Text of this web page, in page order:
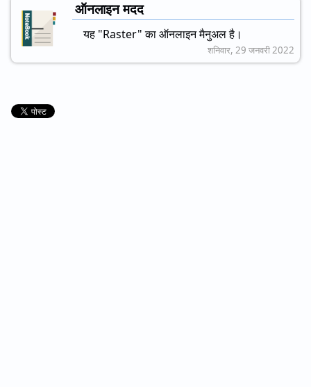
ऑनलाइन मदद
यह "Raster" का ऑनलाइन मैनुअल है।
शनिवार, 29 जनवरी 2022